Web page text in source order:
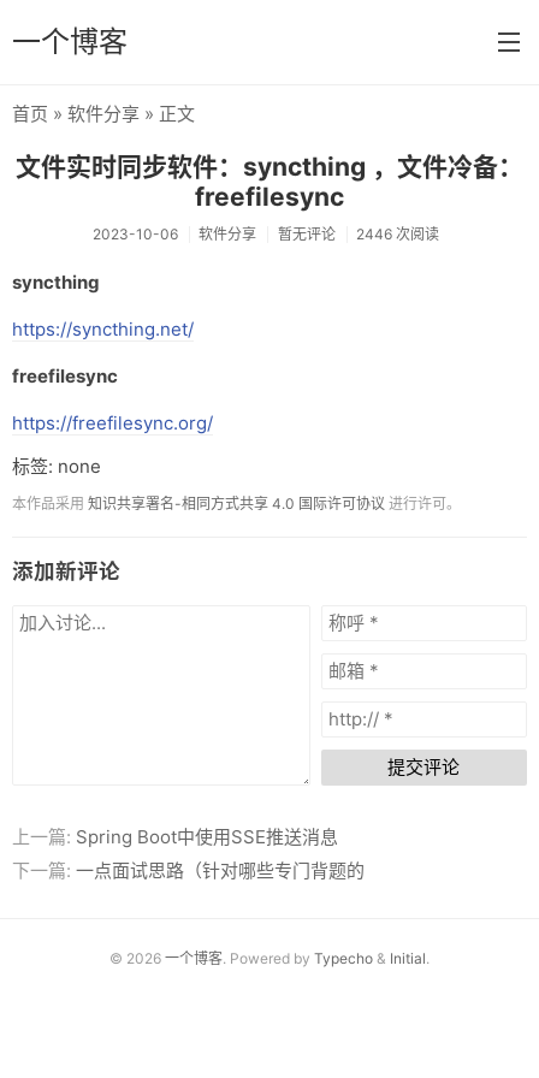
一个博客
分类
闲聊
首页 » 软件分享 » 正文
文件实时同步软件：syncthing ，文件冷备：
freefilesync
2023-10-06 软件分享 暂无评论 2446 次阅读
syncthing
https://syncthing.net/
freefilesync
https://freefilesync.org/
标签: none
本作品采用 知识共享署名-相同方式共享 4.0 国际许可协议 进行许可。
添加新评论
提交评论
上一篇: Spring Boot中使用SSE推送消息
下一篇: 一点面试思路（针对哪些专门背题的
© 2026 一个博客. Powered by Typecho & Initial.